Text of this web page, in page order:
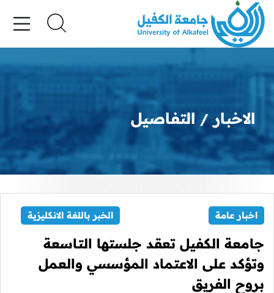
الاخبار التفاصيل
اخبار عامة الخبر باللغة الانكليزية
جامعة الكفيل تعقد جلستها التاسعة
وتؤكد على الاعتماد المؤسسي والعمل
بروح الفريق